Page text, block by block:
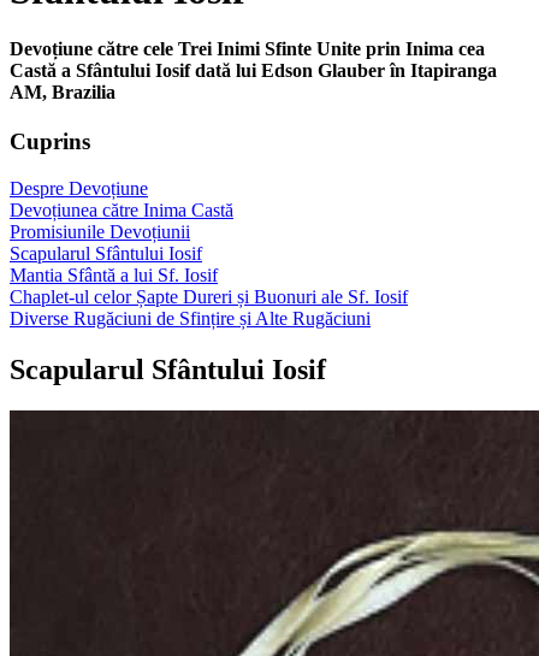
Devoțiune către cele Trei Inimi Sfinte Unite prin Inima cea
Castă a Sfântului Iosif dată lui Edson Glauber în Itapiranga
AM, Brazilia
Cuprins
Despre Devoțiune
Devoțiunea către Inima Castă
Promisiunile Devoțiunii
Scapularul Sfântului Iosif
Mantia Sfântă a lui Sf. Iosif
Chaplet-ul celor Șapte Dureri și Buonuri ale Sf. Iosif
Diverse Rugăciuni de Sfințire și Alte Rugăciuni
Scapularul Sfântului Iosif